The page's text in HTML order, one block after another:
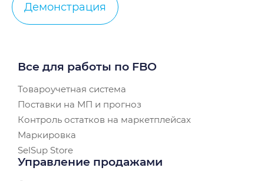
Демонстрация
Все для работы по FBO
Товароучетная система
Поставки на МП и прогноз
Контроль остатков на маркетплейсах
Маркировка
SelSup Store
Управление продажами